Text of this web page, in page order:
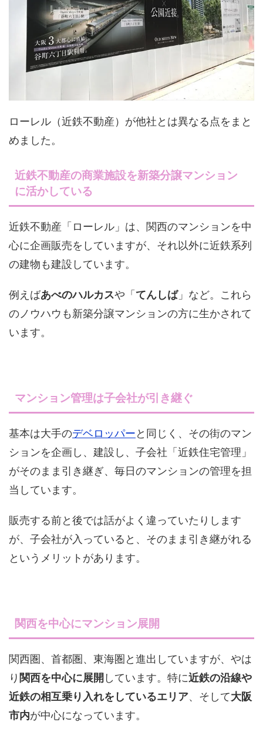
ローレル（近鉄不動産）が他社とは異なる点をまと
めました。
近鉄不動産の商業施設を新築分譲マンション
に活かしている
近鉄不動産「ローレル」は、関西のマンションを中
心に企画販売をしていますが、それ以外に近鉄系列
の建物も建設しています。
例えばあべのハルカスや「 てんしば」など。これら
のノウハウも新築分譲マンションの方に生かされて
います。
マンション管理は子会社が引き継ぐ
基本は大手のデベロッパーと同じく、その街のマン
ションを企画し、建設し、子会社「近鉄住宅管理」
がそのまま引き継ぎ、毎日のマンションの管理を担
当しています。
販売する前と後では話がよく違っていたりします
が、子会社が入っていると、そのまま引き継がれる
というメリットがあります。
関西を中心にマンション展開
関西圏、首都圏、東海圏と進出していますが、やは
り 関西を中心に展開 しています。特に近鉄の沿線や
近鉄の相互乗り入れをしているエリア、そして大阪
市内が中心になっています。